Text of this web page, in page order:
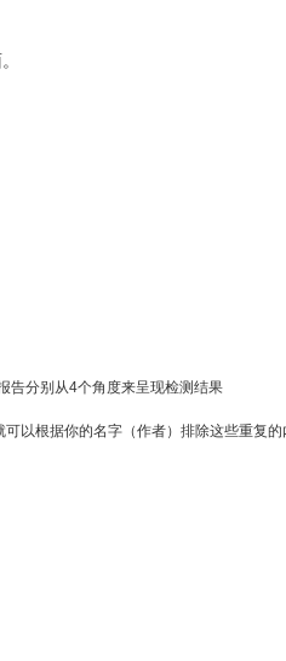
告分别从4个角度来呈现检测结果
以根据你的名字（作者）排除这些重复的